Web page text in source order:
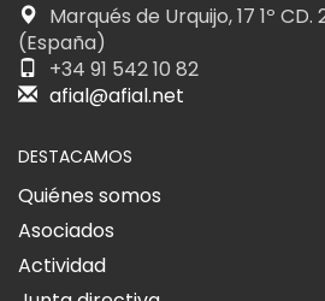
Marqués de Urquijo, 17 1º
(España)
+34 91 542 10 82
afial@afial.net
DESTACAMOS
Quiénes somos
Asociados
Actividad